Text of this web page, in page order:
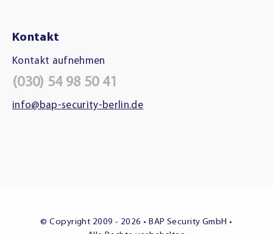
Kontakt
Kontakt aufnehmen
(030) 54 98 50 41
info@bap-security-berlin.de
© Copyright 2009 - 2026 • BAP Security GmbH •